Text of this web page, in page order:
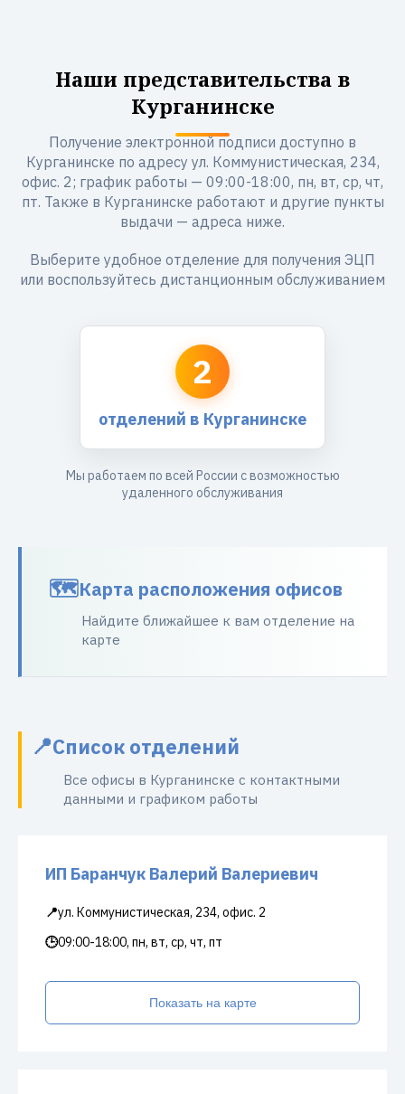
Наши представительства в
Курганинске
Получение электронной подписи доступно в
Курганинске по адресу ул. Коммунистическая, 234,
офис. 2; график работы — 09:00-18:00, пн, вт, ср, чт,
пт. Также в Курганинске работают и другие пункты
выдачи — адреса ниже.
Выберите удобное отделение для получения ЭЦП
или воспользуйтесь дистанционным обслуживанием
2
отделений в Курганинске
Мы работаем по всей России с возможностью
удаленного обслуживания
Карта расположения офисов
Найдите ближайшее к вам отделение на
карте
Список отделений
Все офисы в Курганинске с контактными
данными и графиком работы
ИП Баранчук Валерий Валериевич
📍ул. Коммунистическая, 234, офис. 2
🕒09:00-18:00, пн, вт, ср, чт, пт
Показать на карте